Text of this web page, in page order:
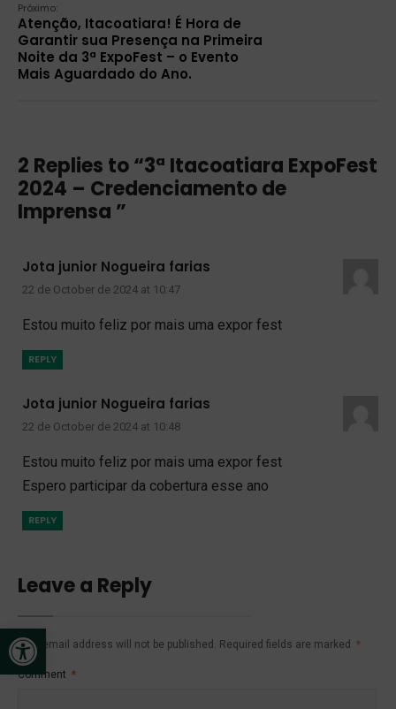
Open toolbar
Próximo:
Atenção, Itacoatiara! É Hora de
Garantir sua Presença na Primeira
Noite da 3ª ExpoFest – o Evento
Mais Aguardado do Ano.
2 Replies to “3ª Itacoatiara ExpoFest
2024 – Credenciamento de
Imprensa ”
Jota junior Nogueira farias
22 de October de 2024 at 10:47
Estou muito feliz por mais uma expor fest
REPLY
Jota junior Nogueira farias
22 de October de 2024 at 10:48
Estou muito feliz por mais uma expor fest
Espero participar da cobertura esse ano
REPLY
Leave a Reply
Your email address will not be published. Required fields are marked *
Comment *